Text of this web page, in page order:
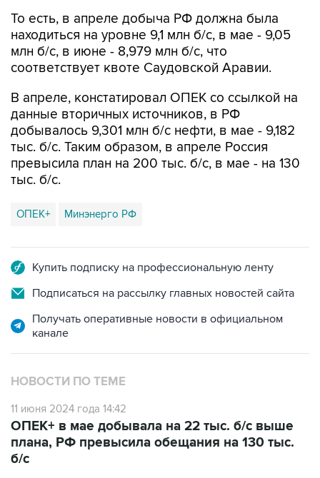
То есть, в апреле добыча РФ должна была
находиться на уровне 9,1 млн б/с, в мае - 9,05
млн б/с, в июне - 8,979 млн б/с, что
соответствует квоте Саудовской Аравии.
В апреле, констатировал ОПЕК со ссылкой на
данные вторичных источников, в РФ
добывалось 9,301 млн б/с нефти, в мае - 9,182
тыс. б/с. Таким образом, в апреле Россия
превысила план на 200 тыс. б/с, в мае - на 130
тыс. б/с.
ОПЕК+ Минэнерго РФ
Купить подписку на профессиональную ленту
Подписаться на рассылку главных новостей сайта
Получать оперативные новости в официальном
канале
НОВОСТИ ПО ТЕМЕ
11 июня 2024 года 14:42
ОПЕК+ в мае добывала на 22 тыс. б/с выше
плана, РФ превысила обещания на 130 тыс.
б/с